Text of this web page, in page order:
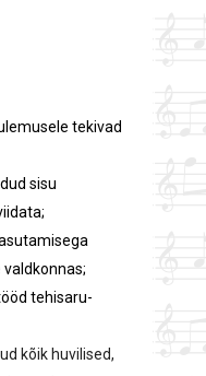
tekivad
sisu
tehisaru-
kõik huvilised,